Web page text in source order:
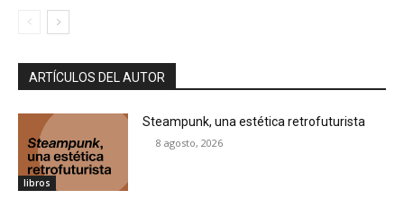
ARTÍCULOS DEL AUTOR
libros
Steampunk, una estética retrofuturista
8 agosto, 2026